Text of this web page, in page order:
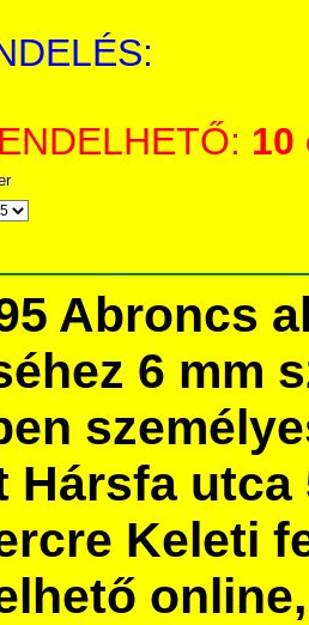
10
Abroncs
6 mm
Hársfa utca
Keleti